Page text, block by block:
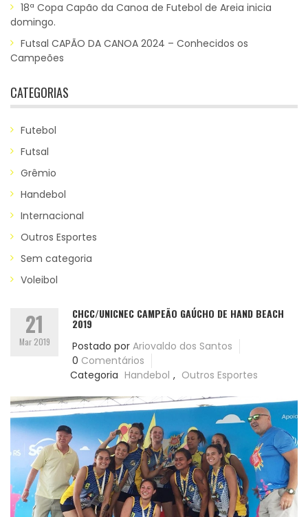
18ª Copa Capão da Canoa de Futebol de Areia inicia
domingo.
Futsal CAPÃO DA CANOA 2024 – Conhecidos os
Campeões
CATEGORIAS
Futebol
Futsal
Grêmio
Handebol
Internacional
Outros Esportes
Sem categoria
Voleibol
21
Mar 2019
CHCC/UNICNEC CAMPEÃO GAÚCHO DE HAND BEACH
2019
Postado por Ariovaldo dos Santos
0 Comentários
Categoria Handebol , Outros Esportes